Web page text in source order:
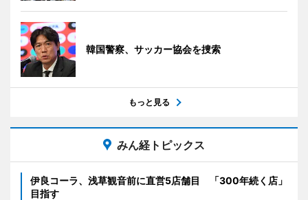
韓国警察、サッカー協会を捜索
もっと見る
みん経トピックス
伊良コーラ、浅草観音前に直営5店舗目 「300年続く店」
目指す